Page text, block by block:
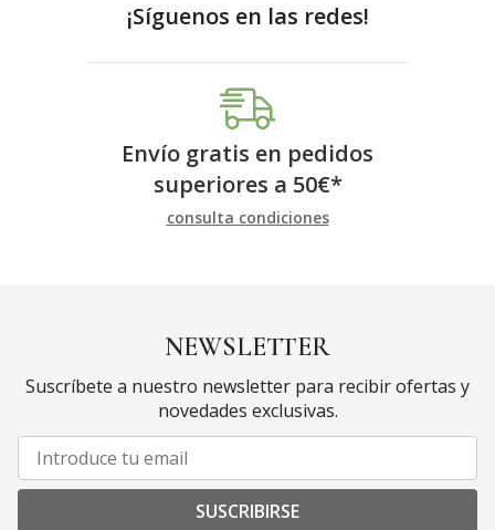
¡Síguenos en las redes!
Envío gratis en pedidos
superiores a 50€*
consulta condiciones
NEWSLETTER
Suscríbete a nuestro newsletter para recibir ofertas y
novedades exclusivas.
SUSCRIBIRSE